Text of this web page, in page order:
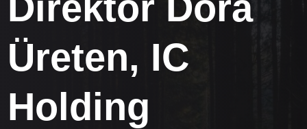
Üreten, IC
Holding